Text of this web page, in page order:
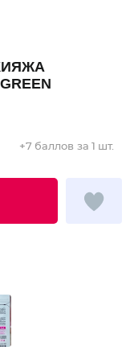
+7 баллов за 1 шт.